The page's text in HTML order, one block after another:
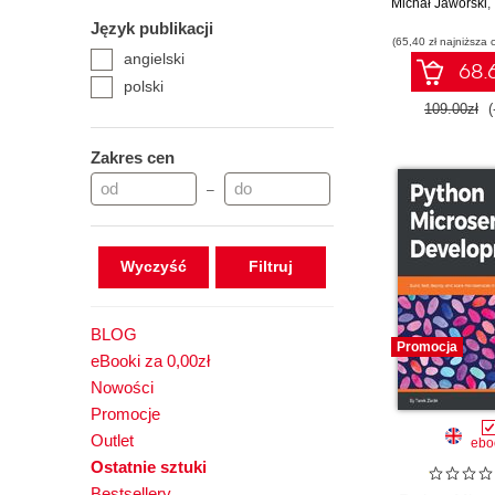
Język publikacji
angielski
polski
Zakres cen
–
Wyczyść
BLOG
eBooki za 0,00zł
Nowości
Promocje
Outlet
Ostatnie sztuki
najlepsze
Michał Jaworski,
(65,40 zł najniższa
109.00zł
Promocja